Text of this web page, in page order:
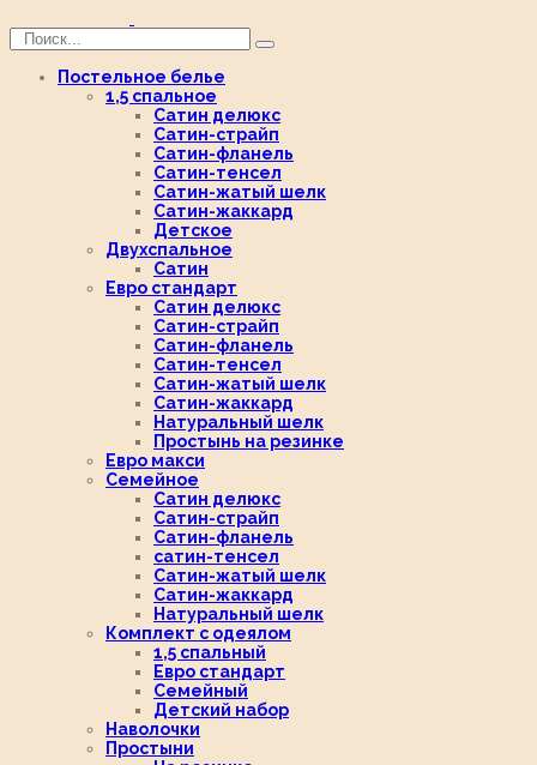
Постельное белье
1,5 спальное
Сатин делюкс
Сатин-страйп
Сатин-фланель
Сатин-тенсел
Сатин-жатый шелк
Сатин-жаккард
Детское
Двухспальное
Сатин
Евро стандарт
Сатин делюкс
Сатин-страйп
Сатин-фланель
Сатин-тенсел
Сатин-жатый шелк
Сатин-жаккард
Натуральный шелк
Простынь на резинке
Евро макси
Семейное
Сатин делюкс
Сатин-страйп
Сатин-фланель
сатин-тенсел
Сатин-жатый шелк
Сатин-жаккард
Натуральный шелк
Комплект с одеялом
1,5 спальный
Евро стандарт
Семейный
Детский набор
Наволочки
Простыни